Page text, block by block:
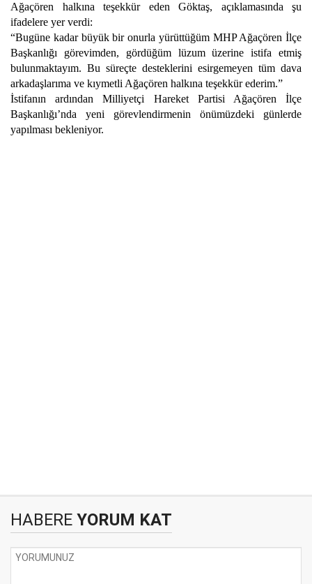
Ağaçören halkına teşekkür eden Göktaş, açıklamasında şu
ifadelere yer verdi:
“Bugüne kadar büyük bir onurla yürüttüğüm MHP Ağaçören İlçe
Başkanlığı görevimden, gördüğüm lüzum üzerine istifa etmiş
bulunmaktayım. Bu süreçte desteklerini esirgemeyen tüm dava
arkadaşlarıma ve kıymetli Ağaçören halkına teşekkür ederim.”
İstifanın ardından Milliyetçi Hareket Partisi Ağaçören İlçe
Başkanlığı’nda yeni görevlendirmenin önümüzdeki günlerde
yapılması bekleniyor.
HABERE YORUM KAT